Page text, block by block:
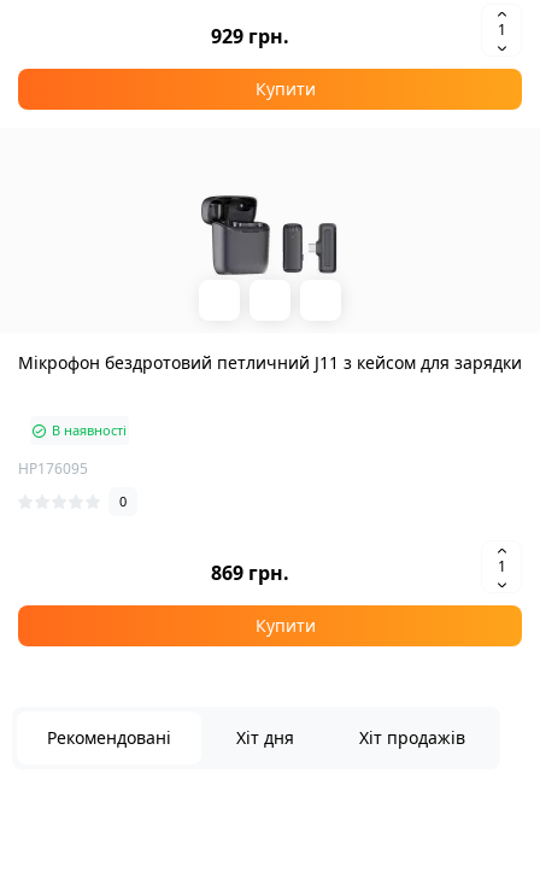
929 грн.
Купити
Мікрофон бездротовий петличний J11 з кейсом для зарядки
В наявності
HP176095
0
869 грн.
Купити
Рекомендовані Хіт дня Хіт продажів